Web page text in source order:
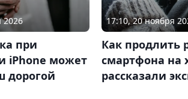
2026
при
iPhone может
дорогой
17:10, 20 ноября
Как продлить
смартфона на
рассказали